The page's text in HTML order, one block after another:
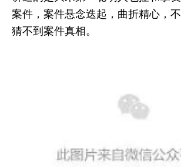
案件，案件悬念迭起，曲折精心，
猜不到案件真相。